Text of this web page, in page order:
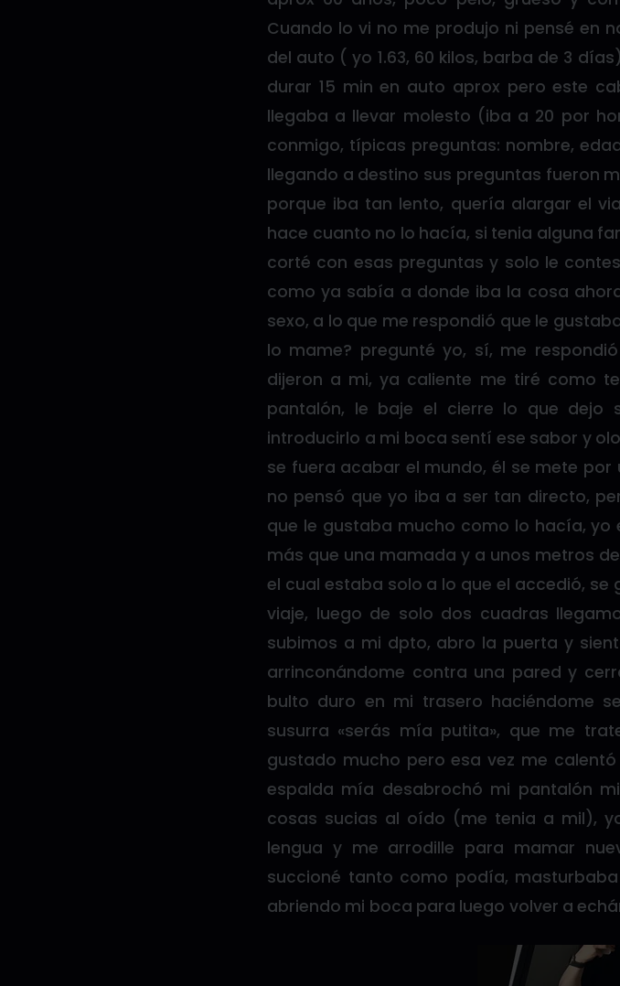
Cuando lo vi no me produjo ni pensé en
del auto ( yo 1.63, 60 kilos, barba de 3
durar 15 min en auto aprox pero este
llegaba a llevar molesto (iba a 20 por
conmigo, típicas preguntas: nombre,
llegando a destino sus preguntas fueron
porque iba tan lento, quería alargar el
hace cuanto no lo hacía, si tenia alguna
corté con esas preguntas y solo le
como ya sabía a donde iba la cosa
sexo, a lo que me respondió que le
lo mame? pregunté yo, sí, me
dijeron a mi, ya caliente me tiré como
pantalón, le baje el cierre lo que dejo
introducirlo a mi boca sentí ese sabor y
se fuera acabar el mundo, él se mete
no pensó que yo iba a ser tan directo,
que le gustaba mucho como lo hacía,
más que una mamada y a unos metros
el cual estaba solo a lo que el accedió,
viaje, luego de solo dos cuadras
subimos a mi dpto, abro la puerta y
arrinconándome contra una pared y
bulto duro en mi trasero haciéndome
susurra «serás mía putita», que me
gustado mucho pero esa vez me
espalda mía desabrochó mi pantalón
cosas sucias al oído (me tenia a mil),
lengua y me arrodille para mamar
succioné tanto como podía,
abriendo mi boca para luego volver a